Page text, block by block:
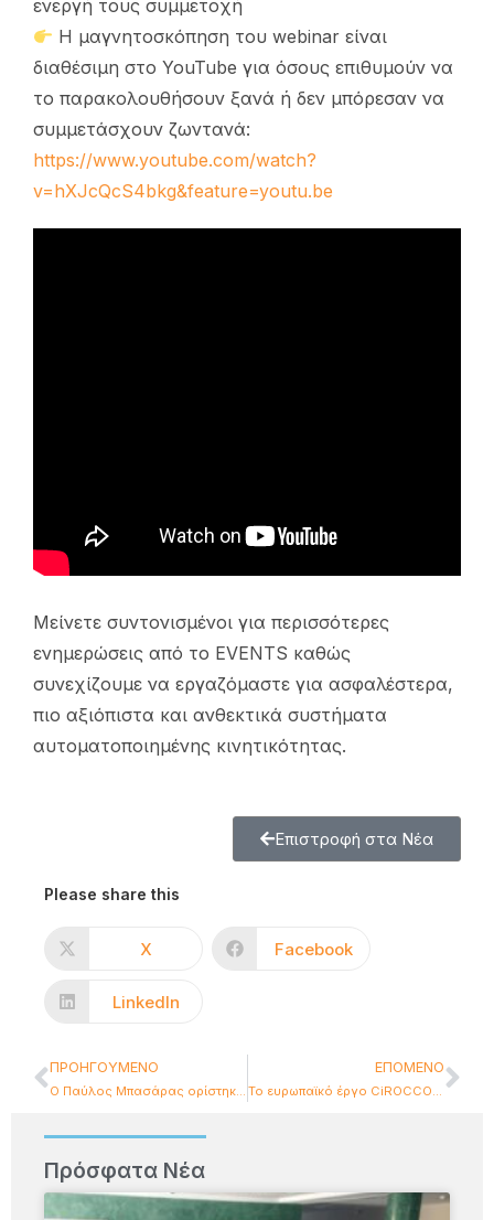
ενεργή τους συμμετοχή
Η μαγνητοσκόπηση του webinar είναι
διαθέσιμη στο YouTube για όσους επιθυμούν να
το παρακολουθήσουν ξανά ή δεν μπόρεσαν να
συμμετάσχουν ζωντανά:
https://www.youtube.com/watch?
v=hXJcQcS4bkg&feature=youtu.be
Μείνετε συντονισμένοι για περισσότερες
ενημερώσεις από το EVENTS καθώς
συνεχίζουμε να εργαζόμαστε για ασφαλέστερα,
πιο αξιόπιστα και ανθεκτικά συστήματα
αυτοματοποιημένης κινητικότητας.
Επιστροφή στα Νέα
Please share this
X Facebook
LinkedIn
ΠΡΟΗΓΟΎΜΕΝΟ
Ο Παύλος Μπασάρας ορίστηκε Αντιπρόεδρος του ETSI SDG OpenCAPIF
ΕΠΌΜΕΝΟ
Το ευρωπαϊκό έργο CiROCCO στο Special Edition του GEO Health Community of Practice: AfriGEO
Πρόσφατα Νέα